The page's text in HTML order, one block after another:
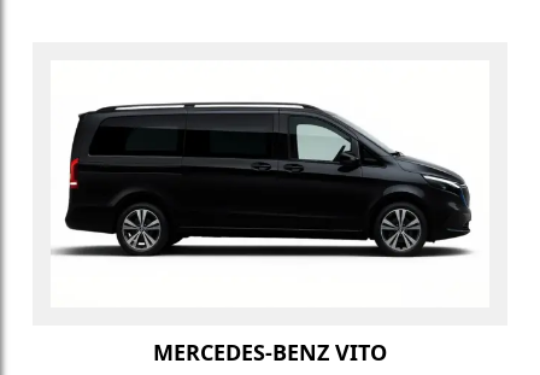
MERCEDES-BENZ VITO